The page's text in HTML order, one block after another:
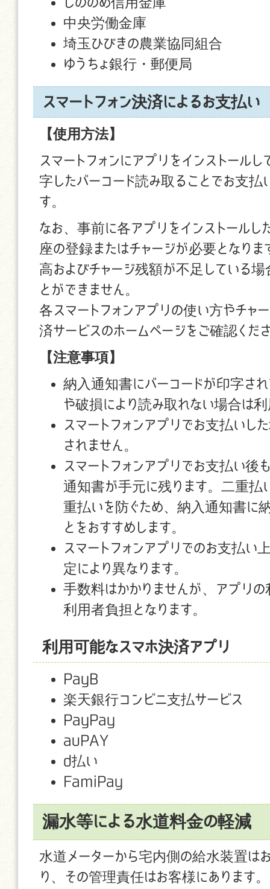
中央労働金庫
埼玉ひびきの農業協同組合
ゆうちょ銀行・郵便局
スマートフォン決済によるお支払い
【使用方法】
スマートフォンにアプリをインストール
字したバーコード読み取ることでお支払
す。
なお、事前に各アプリをインストール
座の登録またはチャージが必要となり
高およびチャージ残額が不足している
とができません。
各スマートフォンアプリの使い方やチャ
済サービスのホームページをご確認くだ
【注意事項】
納入通知書にバーコードが印字さ
や破損により読み取れない場合は
スマートフォンアプリでお支払い
されません。
スマートフォンアプリでお支払い
通知書が手元に残ります。二重払
重払いを防ぐため、納入通知書に
とをおすすめします。
スマートフォンアプリでのお支払い
定により異なります。
手数料はかかりませんが、アプリ
利用者負担となります。
利用可能なスマホ決済アプリ
PayB
楽天銀行コンビニ支払サービス
PayPay
auPAY
d払い
FamiPay
漏水等による水道料金の軽減
水道メーターから宅内側の給水装置は
り、その管理責任はお客様にあります。